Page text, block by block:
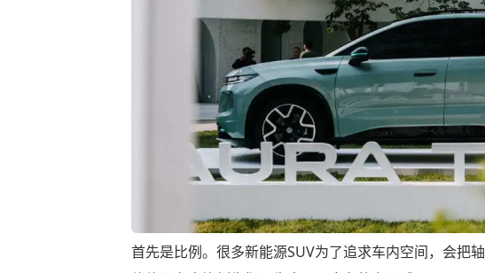
首先是比例。很多新能源SUV为了追求车内空间，会把